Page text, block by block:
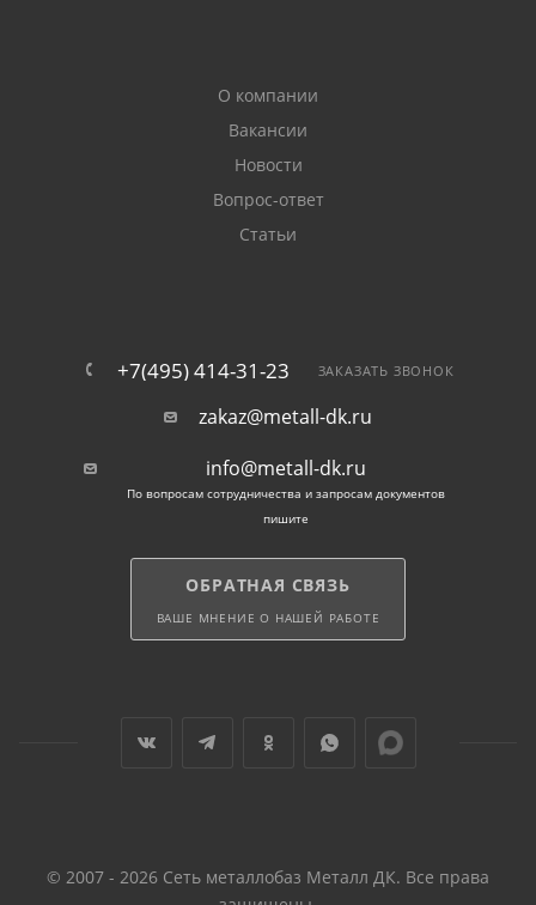
О компании
Вакансии
Новости
Вопрос-ответ
Статьи
+7(495) 414-31-23 ЗАКАЗАТЬ ЗВОНОК
zakaz@metall-dk.ru
info@metall-dk.ru
По вопросам сотрудничества и запросам документов
пишите
ОБРАТНАЯ СВЯЗЬ
ВАШЕ МНЕНИЕ О НАШЕЙ РАБОТЕ
© 2007 - 2026 Сеть металлобаз Металл ДК. Все права